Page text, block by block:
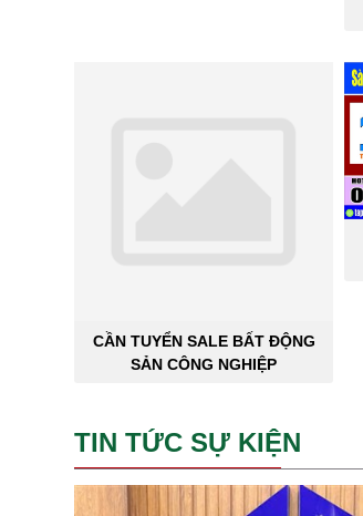
CẦN TUYỂN SALE BẤT ĐỘNG
SẢN CÔNG NGHIỆP
TIN TỨC SỰ KIỆN